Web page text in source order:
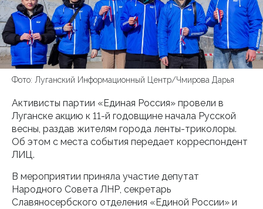
Фото: Луганский Информационный Центр/Чмирова Дарья
Активисты партии «Единая Россия» провели в
Луганске акцию к 11-й годовщине начала Русской
весны, раздав жителям города ленты-триколоры.
Об этом с места события передает корреспондент
ЛИЦ.
В мероприятии приняла участие депутат
Народного Совета ЛНР, секретарь
Славяносербского отделения «Единой России» и